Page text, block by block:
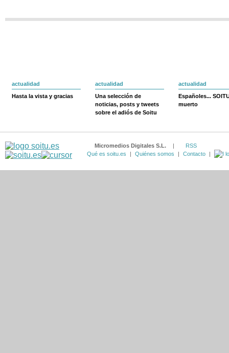
actualidad
Hasta la vista y gracias
actualidad
Una selección de
noticias, posts y tweets
sobre el adiós de Soitu
actualidad
Españoles...
muerto
Micromedios Digitales S.L. |
RSS
Qué es soitu.es
| Quiénes somos | Contacto |